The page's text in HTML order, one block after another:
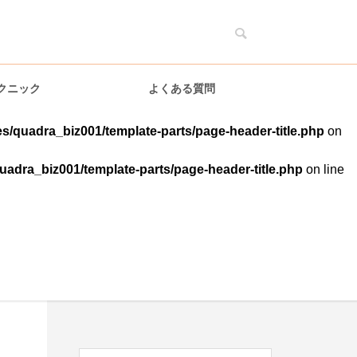
ニック よくある質問
quadra_biz001/template-parts/page-header-title.php on
template-parts/page-header-title.php on line